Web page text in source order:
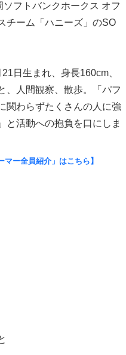
フトバンクホークス オフ
チーム「ハニーズ」のSO
日生まれ、身長160cm、
、人間観察、散歩。「パフ
関わらずたくさんの人に強
と活動への抱負を口にしま
マー全員紹介」はこちら】